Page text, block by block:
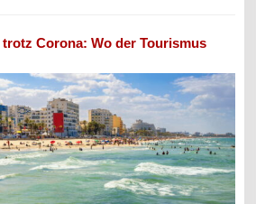
Corona: Wo der Tourismus